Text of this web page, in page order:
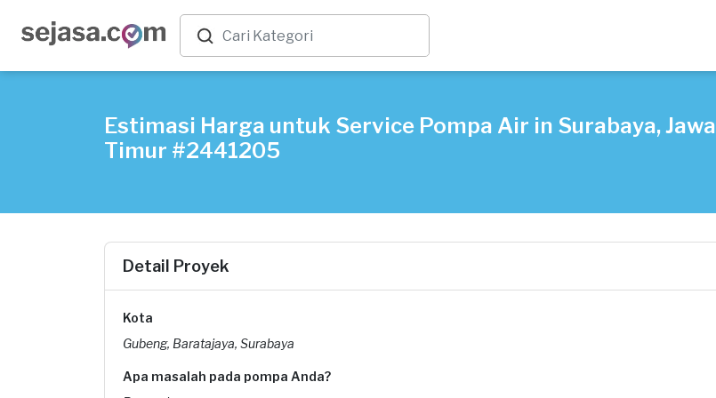
Estimasi Harga untuk Service Pompa Air in Surabaya, Jawa
Timur #2441205
Detail Proyek
Kota
Gubeng, Baratajaya, Surabaya
Apa masalah pada pompa Anda?